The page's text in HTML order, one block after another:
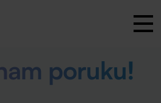
poruku!